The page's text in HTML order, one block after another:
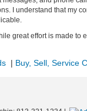
I understand that my
great effort is made
| Buy, Sell, Service